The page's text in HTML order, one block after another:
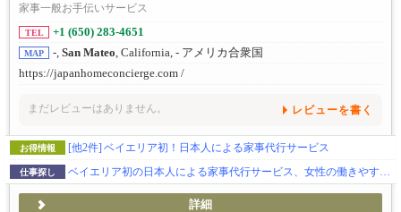
家事一般お手伝いサービス
TEL +1 (650) 283-4651
MAP -, San Mateo, California, - アメリカ合衆国
https://japanhomeconcierge.com /
まだレビューはありません。 レビューを書く
お得情報 [他2件] ベイエリア初！日本人による家事代行サービス
仕事探し
詳細